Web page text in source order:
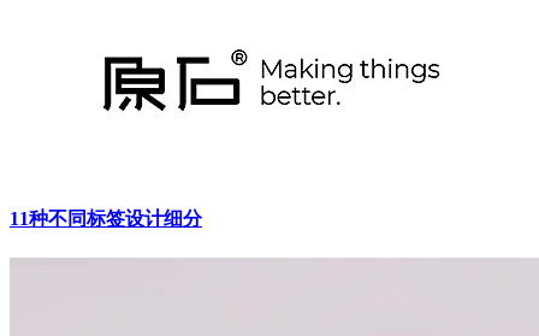
11种不同标签设计细分